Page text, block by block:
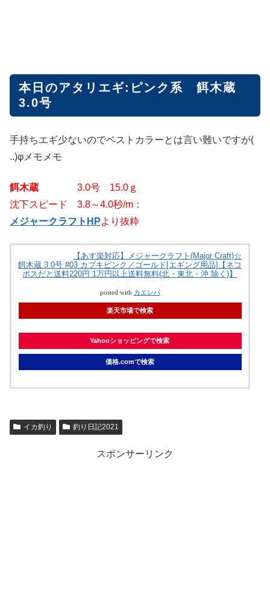
本日のアタリエギ:ピンク系 餌木蔵
3.0号
手持ちエギ少ないのでベストカラーとは言い難いですが(
..)φメモメモ
餌木蔵 3.0号 15.0ｇ
沈下スピード 3.8～4.0秒/m：
メジャークラフトHPより抜粋
【あす楽対応】メジャークラフト(Major Craft)☆
餌木蔵 3.0号 #03 カブキピンク／ゴールド[エギング用品]【ネコ
ポスだと送料220円 1万円以上送料無料(北・東北・沖 除く)】
posted with カエレバ
楽天市場で検索
Yahooショッピングで検索
価格.comで検索
イカ釣り 釣り日記2021
スポンサーリンク